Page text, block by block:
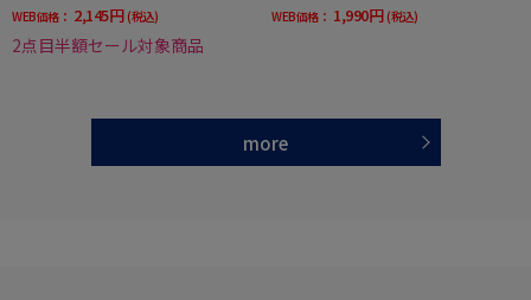
WEB価格： 2,145円 (税込)
2点目半額セール対象商品
WEB価格： 1,990円 (税込)
more